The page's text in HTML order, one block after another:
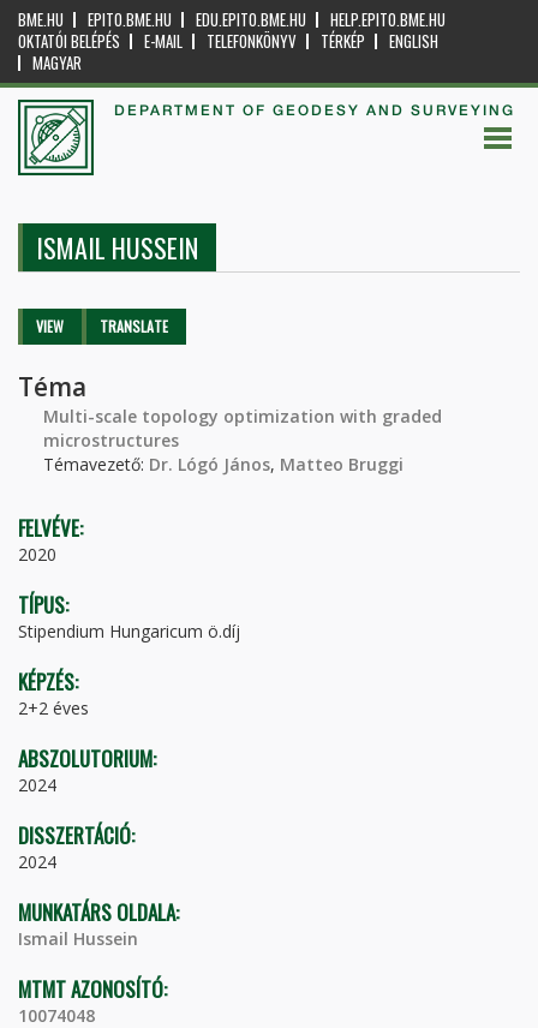
BME.HU EPITO.BME.HU EDU.EPITO.BME.HU
HELP.EPITO.BME.HU
OKTATÓI BELÉPÉS
E-MAIL TELEFONKÖNYV TÉRKÉP
ENGLISH
MAGYAR
DEPARTMENT OF GEODESY AND SURVEYING
ISMAIL HUSSEIN
Primary tabs
VIEW (ACTIVETRANSLATE
Téma
Multi-scale topology optimization with graded
microstructures
Témavezető: Dr. Lógó János, Matteo Bruggi
FELVÉVE:
2020
TÍPUS:
Stipendium Hungaricum ö.díj
KÉPZÉS:
2+2 éves
ABSZOLUTORIUM:
2024
DISSZERTÁCIÓ:
2024
MUNKATÁRS OLDALA:
Ismail Hussein
MTMT AZONOSÍTÓ:
10074048